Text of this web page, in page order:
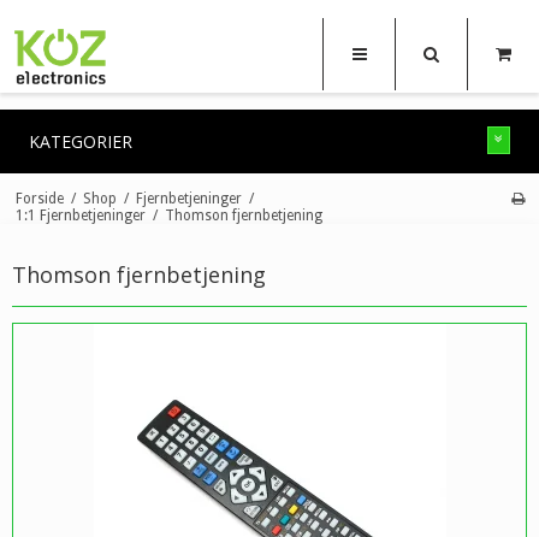
KATEGORIER
Forside / Shop / Fjernbetjeninger /
1:1 Fjernbetjeninger / Thomson fjernbetjening
Thomson fjernbetjening